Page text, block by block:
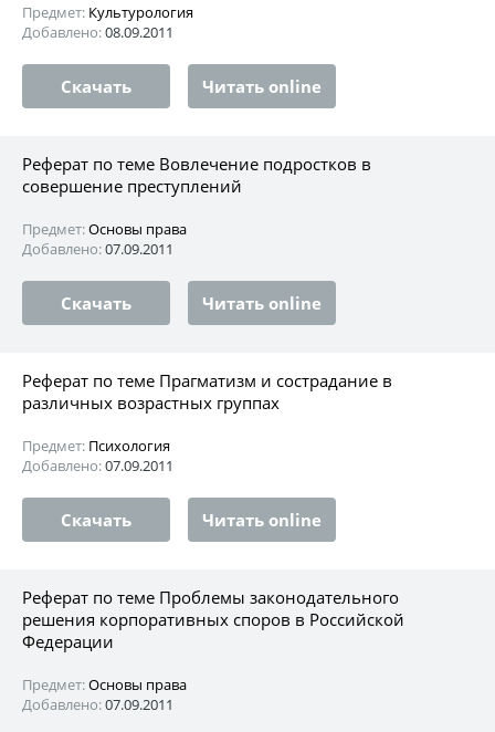
Предмет: Культурология
Добавлено:08.09.2011
Скачать Читать online
Реферат по теме Вовлечение подростков в
совершение преступлений
Предмет:Основы права
Добавлено:07.09.2011
Скачать Читать online
Реферат по теме Прагматизм и сострадание в
различных возрастных группах
Предмет: Психология
Добавлено:07.09.2011
Скачать Читать online
Реферат по теме Проблемы законодательного
решения корпоративных споров в Российской
Федерации
Предмет:Основы права
Добавлено:07.09.2011